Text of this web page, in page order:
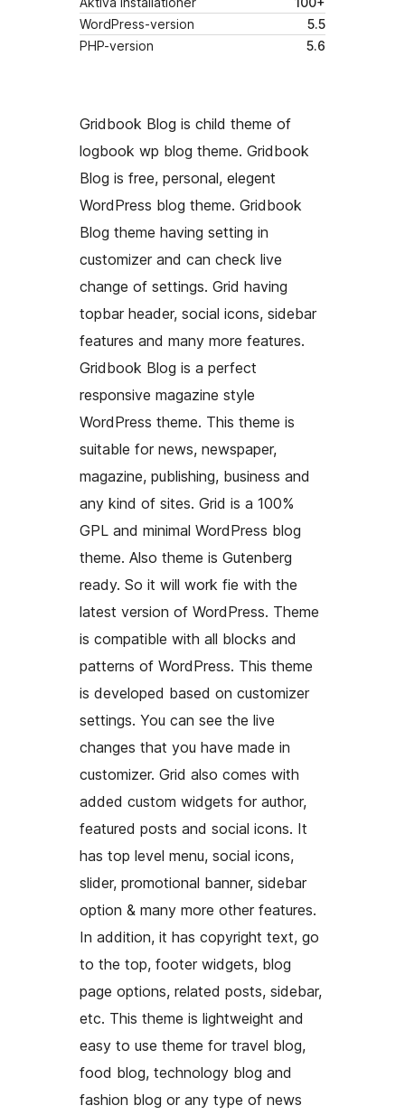
WordPress-version
5.5
PHP-version
5.6
Gridbook Blog is child theme of
logbook wp blog theme. Gridbook
Blog is free, personal, elegent
WordPress blog theme. Gridbook
Blog theme having setting in
customizer and can check live
change of settings. Grid having
topbar header, social icons, sidebar
features and many more features.
Gridbook Blog is a perfect
responsive magazine style
WordPress theme. This theme is
suitable for news, newspaper,
magazine, publishing, business and
any kind of sites. Grid is a 100%
GPL and minimal WordPress blog
theme. Also theme is Gutenberg
ready. So it will work fie with the
latest version of WordPress. Theme
is compatible with all blocks and
patterns of WordPress. This theme
is developed based on customizer
settings. You can see the live
changes that you have made in
customizer. Grid also comes with
added custom widgets for author,
featured posts and social icons. It
has top level menu, social icons,
slider, promotional banner, sidebar
option & many more other features.
In addition, it has copyright text, go
to the top, footer widgets, blog
page options, related posts, sidebar,
etc. This theme is lightweight and
easy to use theme for travel blog,
food blog, technology blog and
fashion blog or any type of news